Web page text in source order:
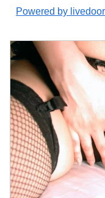
Powered by